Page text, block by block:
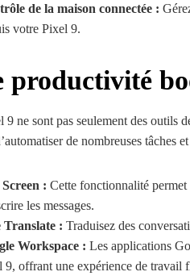
de la maison connectée :
votre Pixel 9.
productivité
9 ne sont pas seulement des outils
de nombreuses tâches
: Cette fonctionnalité permet
les messages.
Translate : Traduisez des
Workspace : Les applications
9, offrant une expérience de travail